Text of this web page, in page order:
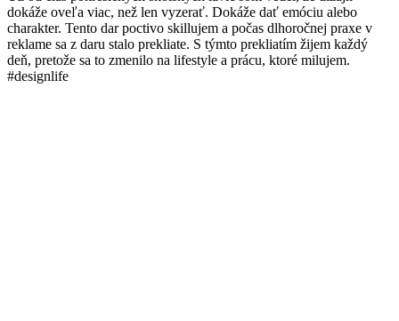
dokáže oveľa viac, než len vyzerať. Dokáže dať emóciu alebo
charakter. Tento dar poctivo skillujem a počas dlhoročnej praxe v
reklame sa z daru stalo prekliate. S týmto prekliatím žijem každý
deň, pretože sa to zmenilo na lifestyle a prácu, ktoré milujem.
#designlife